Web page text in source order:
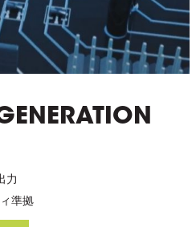
力
準拠